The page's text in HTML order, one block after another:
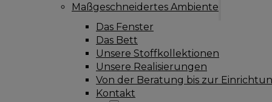
Maßgeschneidertes Ambiente
Das Fenster
Das Bett
Unsere Stoffkollektionen
Unsere Realisierungen
Von der Beratung bis zur
Kontakt